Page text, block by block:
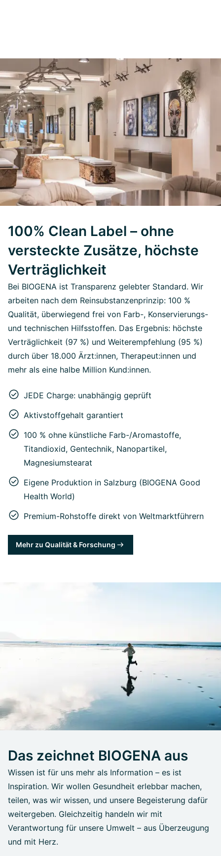
100% Clean Label – ohne
versteckte Zusätze, höchste
Verträglichkeit
Bei BIOGENA ist Transparenz gelebter Standard. Wir
arbeiten nach dem Reinsubstanzenprinzip: 100 %
Qualität, überwiegend frei von Farb-, Konservierungs-
und technischen Hilfsstoffen. Das Ergebnis: höchste
Verträglichkeit (97 %) und Weiterempfehlung (95 %)
durch über 18.000 Ärzt:innen, Therapeut:innen und
mehr als eine halbe Million Kund:innen.
JEDE Charge: unabhängig geprüft
Aktivstoffgehalt garantiert
100 % ohne künstliche Farb-/Aromastoffe,
Titandioxid, Gentechnik, Nanopartikel,
Magnesiumstearat
Eigene Produktion in Salzburg (BIOGENA Good
Health World)
Premium-Rohstoffe direkt von Weltmarktführern
Mehr zu Qualität & Forschung
Das zeichnet BIOGENA aus
Wissen ist für uns mehr als Information – es ist
Inspiration. Wir wollen Gesundheit erlebbar machen,
teilen, was wir wissen, und unsere Begeisterung dafür
weitergeben. Gleichzeitig handeln wir mit
Verantwortung für unsere Umwelt – aus Überzeugung
und mit Herz.